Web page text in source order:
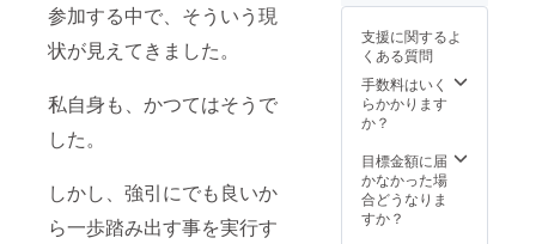
参加する中で、そういう現
状が見えてきました。
私自身も、かつてはそうで
した。
しかし、強引にでも良いか
ら一歩踏み出す事を実行す
支援に関するよ
くある質問
手数料はいく
らかかります
か？
目標金額に届
かなかった場
合どうなりま
すか？